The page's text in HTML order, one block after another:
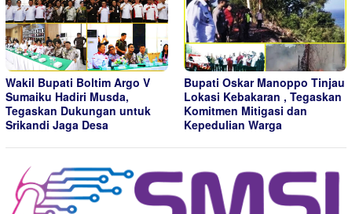
Wakil Bupati Boltim Argo V
Sumaiku Hadiri Musda,
Tegaskan Dukungan untuk
Srikandi Jaga Desa
Bupati Oskar Manoppo Tinjau
Lokasi Kebakaran , Tegaskan
Komitmen Mitigasi dan
Kepedulian Warga